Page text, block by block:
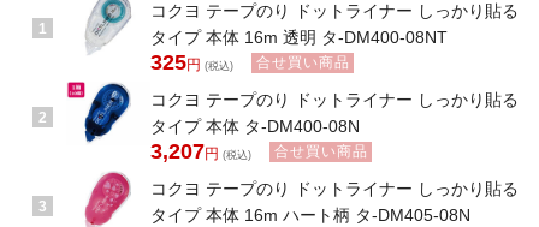
1
コクヨ テープのり ドットライナー しっかり貼る
タイプ 本体 16m 透明 タ-DM400-08NT
325円 (税込) 合せ買い商品
2
コクヨ テープのり ドットライナー しっかり貼る
タイプ 本体 タ-DM400-08N
3,207円 (税込) 合せ買い商品
3
コクヨ テープのり ドットライナー しっかり貼る
タイプ 本体 16m ハート柄 タ-DM405-08N